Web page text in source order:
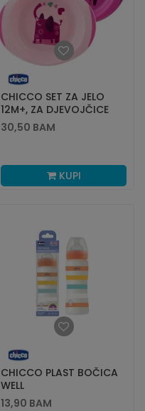
CHICCO SET ZA JELO
12M+, ZA DJEVOJČICE
30,50 BAM
KUPI
CHICCO PLAST BOČICA
WELL
13,90 BAM